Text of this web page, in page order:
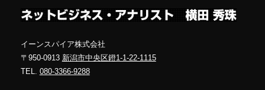
イーンスパイア株式会社
〒950-0913 新潟市中央区鐙1-1-22-1115
TEL. 080-3366-9288